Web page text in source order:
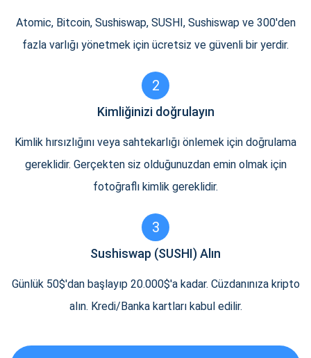
Atomic, Bitcoin, Sushiswap, SUSHI, Sushiswap ve 300'den
fazla varlığı yönetmek için ücretsiz ve güvenli bir yerdir.
2
Kimliğinizi doğrulayın
Kimlik hırsızlığını veya sahtekarlığı önlemek için doğrulama
gereklidir. Gerçekten siz olduğunuzdan emin olmak için
fotoğraflı kimlik gereklidir.
3
Sushiswap (SUSHI) Alın
Günlük 50$'dan başlayıp 20.000$'a kadar. Cüzdanınıza kripto
alın. Kredi/Banka kartları kabul edilir.